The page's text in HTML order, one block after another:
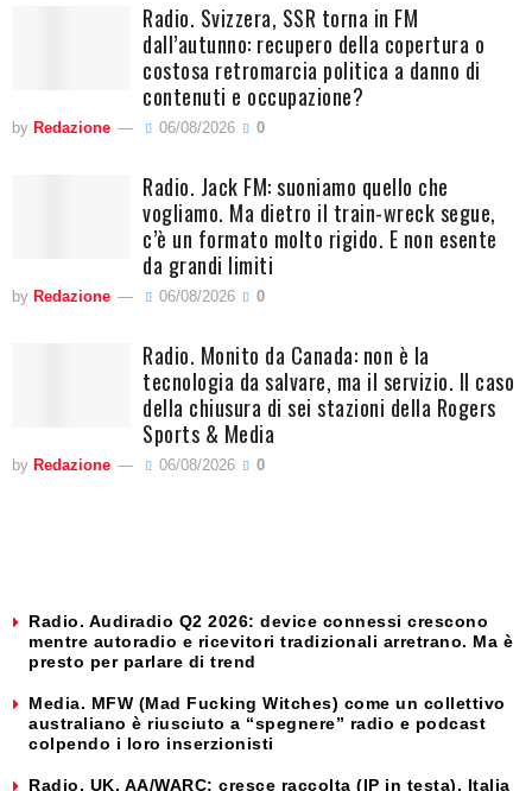
Radio. Svizzera, SSR torna in FM
dall’autunno: recupero della copertura o
costosa retromarcia politica a danno di
contenuti e occupazione?
by Redazione 06/08/2026 0
Radio. Jack FM: suoniamo quello che
vogliamo. Ma dietro il train-wreck segue,
c’è un formato molto rigido. E non esente
da grandi limiti
by Redazione 06/08/2026 0
Radio. Monito da Canada: non è la
tecnologia da salvare, ma il servizio. Il caso
della chiusura di sei stazioni della Rogers
Sports & Media
by Redazione 06/08/2026 0
Radio. Audiradio Q2 2026: device connessi crescono
mentre autoradio e ricevitori tradizionali arretrano. Ma è
presto per parlare di trend
Media. MFW (Mad Fucking Witches) come un collettivo
australiano è riusciuto a “spegnere” radio e podcast
colpendo i loro inserzionisti
Radio. UK, AA/WARC: cresce raccolta (IP in testa). Italia